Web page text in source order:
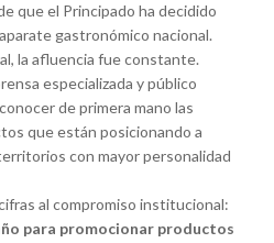
que el Principado ha decidido
gastronómico nacional.
la afluencia fue constante.
especializada y público
de primera mano las
que están posicionando a
con mayor personalidad
al compromiso institucional:
para promocionar productos